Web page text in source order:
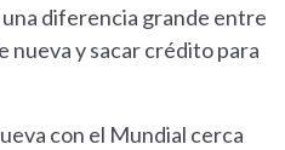
una diferencia grande entre
nueva y sacar crédito para
con el Mundial cerca